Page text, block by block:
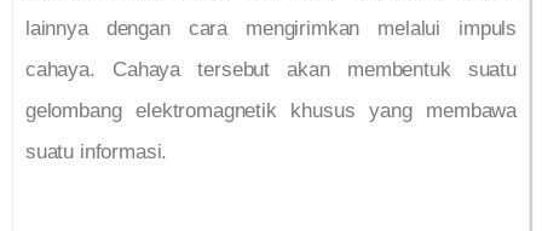
lainnya dengan cara mengirimkan melalui impuls
cahaya. Cahaya tersebut akan membentuk suatu
gelombang elektromagnetik khusus yang membawa
suatu informasi.